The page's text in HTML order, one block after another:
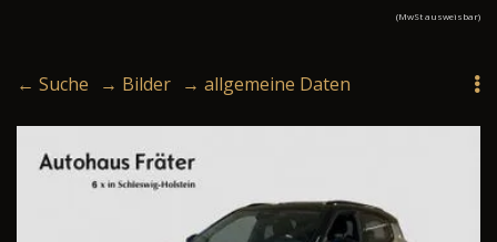
(MwSt ausweisbar)
← Suche → Bilder → allgemeine Daten